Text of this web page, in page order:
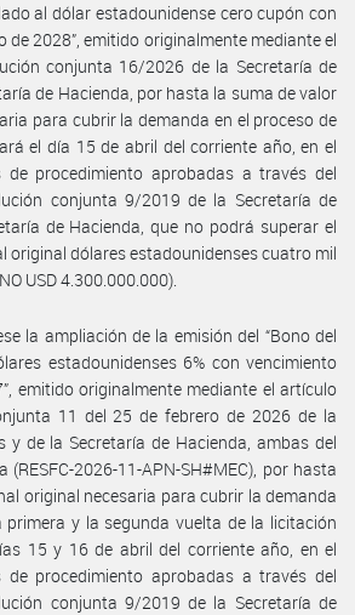
al dólar estadounidense cero cupón con
de 2028”, emitido originalmente mediante el
conjunta 16/2026 de la Secretaría de
de Hacienda, por hasta la suma de valor
para cubrir la demanda en el proceso de
el día 15 de abril del corriente año, en el
procedimiento aprobadas a través del
conjunta 9/2019 de la Secretaría de
de Hacienda, que no podrá superar el
original dólares estadounidenses cuatro mil
USD 4.300.000.000).
la ampliación de la emisión del “Bono del
estadounidenses 6% con vencimiento
emitido originalmente mediante el artículo
11 del 25 de febrero de 2026 de la
y de la Secretaría de Hacienda, ambas del
(RESFC-2026-11-APN-SH#MEC), por hasta
original necesaria para cubrir la demanda
primera y la segunda vuelta de la licitación
15 y 16 de abril del corriente año, en el
procedimiento aprobadas a través del
conjunta 9/2019 de la Secretaría de